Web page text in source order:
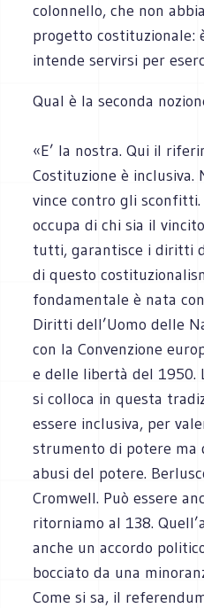
colonnello, che non
progetto costituzionale:
intende servirsi per
Qual è la seconda
«E’ la nostra. Qui il
Costituzione è inclusiva.
vince contro gli sconfitti.
occupa di chi sia il
tutti, garantisce i diritti
di questo
fondamentale è nata
Diritti dell’Uomo delle
con la Convenzione
e delle libertà del 1950.
si colloca in questa
essere inclusiva, per
strumento di potere ma
abusi del potere.
Cromwell. Può essere
ritorniamo al 138.
anche un accordo
bocciato da una
Come si sa, il